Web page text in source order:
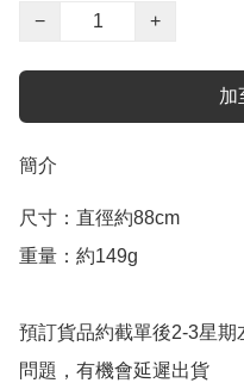
−
+
加
簡介
尺寸：直徑約88cm
重量：約149g
預訂貨品約截單後2-3星
問題，有機會延遲出貨